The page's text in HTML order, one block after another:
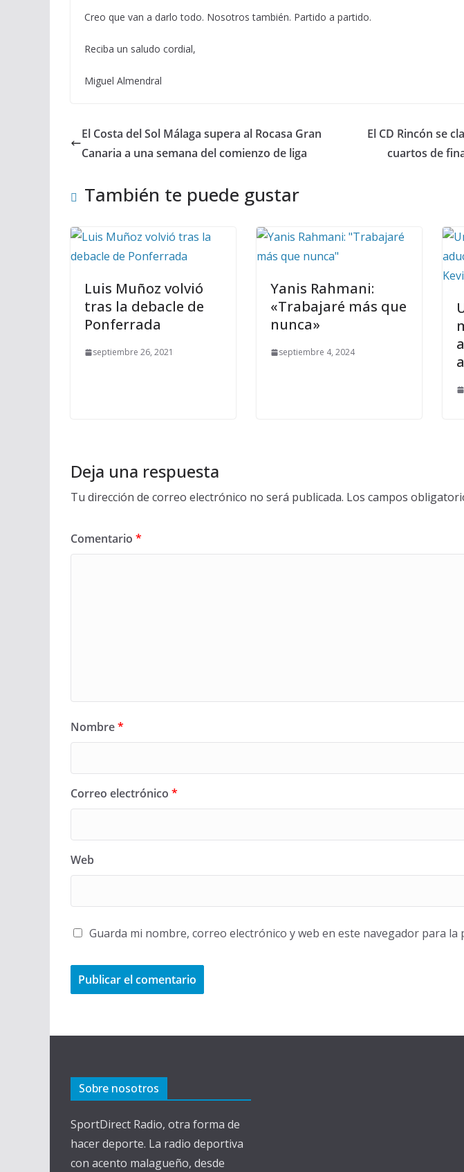
Creo que van a darlo todo. Nosotros también. Partido a partido.
Reciba un saludo cordial,
Miguel Almendral
El Costa del Sol Málaga supera al Rocasa Gran
Canaria a una semana del comienzo de liga
El CD Rincón se
cuartos de
También te puede gustar
Luis Muñoz volvió
tras la debacle de
Ponferrada
septiembre 26, 2021
Yanis Rahmani:
«Trabajaré más que
nunca»
septiembre 4, 2024
Deja una respuesta
Tu dirección de correo electrónico no será publicada. Los campos
Comentario *
Nombre*
Correo electrónico *
Web
Guarda mi nombre, correo electrónico y web en este navegador para la
Sobre nosotros
SportDirect Radio, otra forma de
hacer deporte. La radio deportiva
con acento malagueño, desde